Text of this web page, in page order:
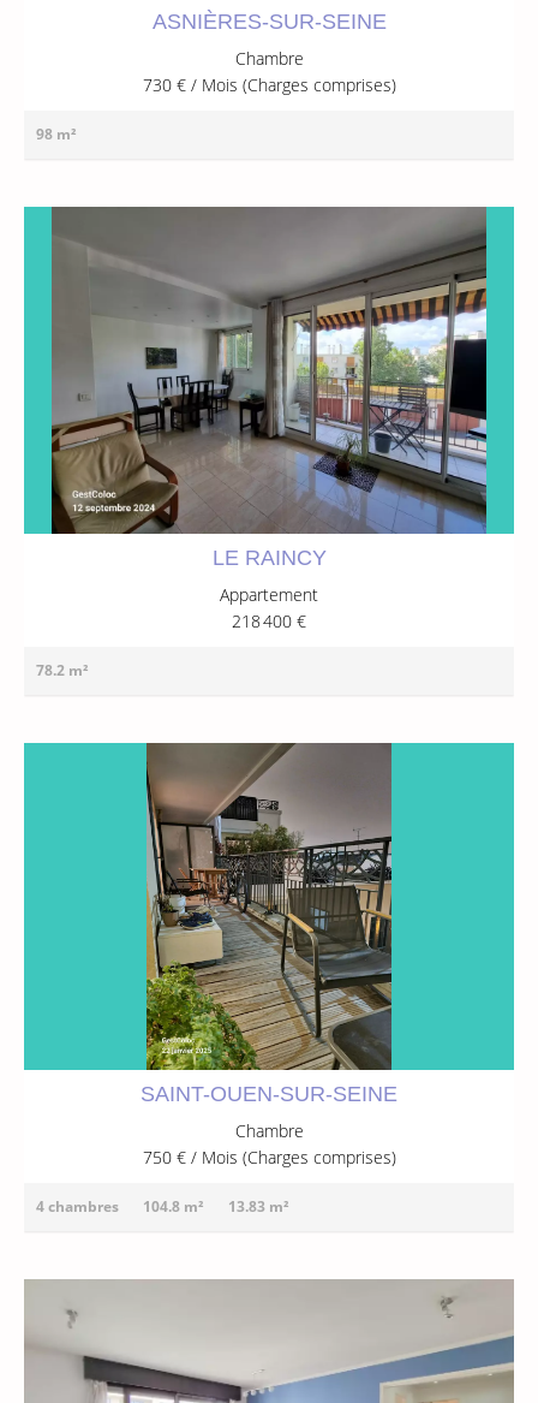
ASNIÈRES-SUR-SEINE
Chambre
730 € / Mois (Charges comprises)
98 m²
LE RAINCY
Appartement
218 400 €
78.2 m²
SAINT-OUEN-SUR-SEINE
Chambre
750 € / Mois (Charges comprises)
4 chambres 104.8 m² 13.83 m²